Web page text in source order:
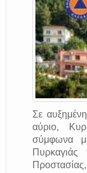
Σε
αύριο,
σύμφωνα
Πυρκαγιάς